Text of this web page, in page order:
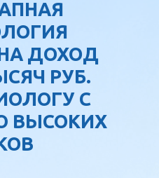
ДОХОД
РУБ.
С
ВЫСОКИХ